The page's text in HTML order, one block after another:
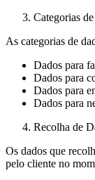
Categorias
As categorias de
Dados para
Dados para
Dados para
Dados para
Recolha de
Os dados que
pelo cliente no